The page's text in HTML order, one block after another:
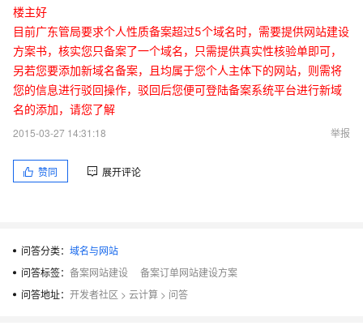
楼主好
目前广东管局要求个人性质备案超过5个域名时，需要提供网站建设
方案书，核实您只备案了一个域名，只需提供真实性核验单即可，
另若您要添加新域名备案，且均属于您个人主体下的网站，则需将
您的信息进行驳回操作，驳回后您便可登陆备案系统平台进行新域
名的添加，请您了解
2015-03-27 14:31:18
举报
赞同 展开评论
问答分类： 域名与网站
问答标签： 备案网站建设
备案订单网站建设方案
问答地址： 开发者社区 > 云计算 > 问答